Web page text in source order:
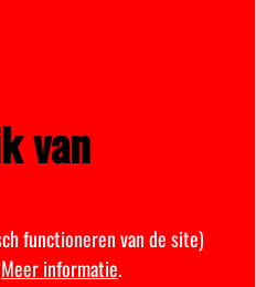
van
functioneren van de site)
Meer informatie.